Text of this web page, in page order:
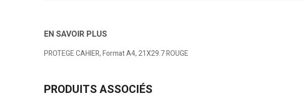
EN SAVOIR PLUS
PROTEGE CAHIER, Format A4, 21X29.7 ROUGE
PRODUITS ASSOCIÉS